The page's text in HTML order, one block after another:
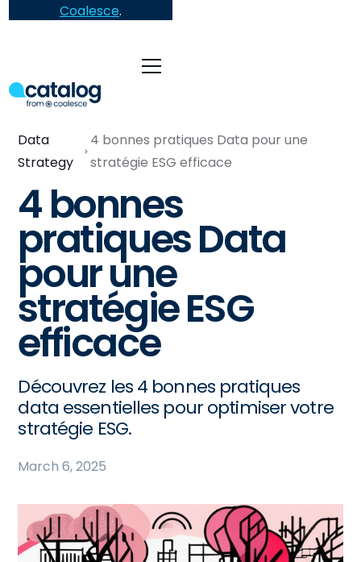
Coalesce.
Data
Strategy
4 bonnes pratiques Data pour une
stratégie ESG efficace
4 bonnes
pratiques Data
pour une
stratégie ESG
efficace
Découvrez les 4 bonnes pratiques
data essentielles pour optimiser votre
stratégie ESG.
March 6, 2025